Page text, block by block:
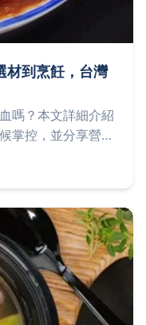
材到烹飪，台灣
嗎？本文詳細介紹
掌控，並分享營養
現台灣古早味。